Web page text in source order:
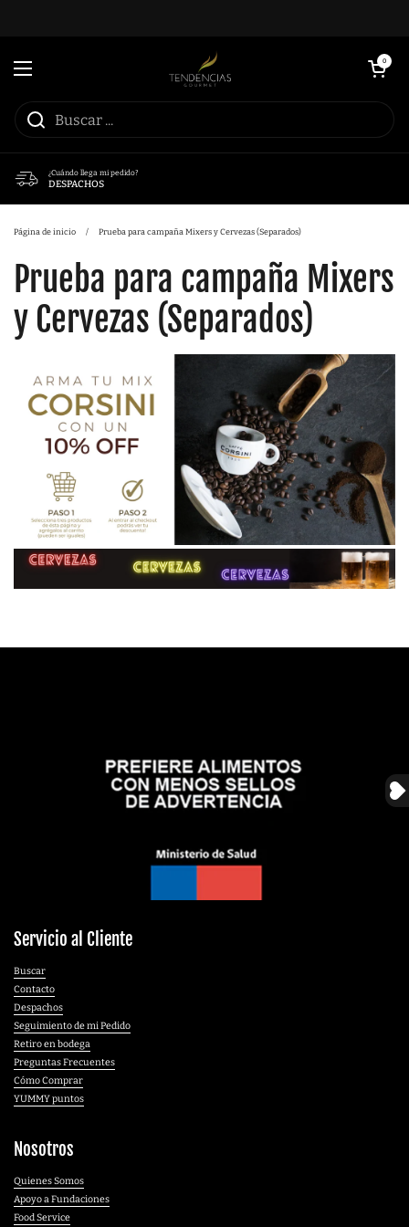
Abrir menú
Abrir carrito
0
¿Cuándo llega mi pedido?
DESPACHOS
Página de inicio / Prueba para campaña Mixers y Cervezas (Separados)
Prueba para campaña Mixers
y Cervezas (Separados)
Servicio al Cliente
Buscar
Contacto
Despachos
Seguimiento de mi Pedido
Retiro en bodega
Preguntas Frecuentes
Cómo Comprar
YUMMY puntos
Nosotros
Quienes Somos
Apoyo a Fundaciones
Food Service